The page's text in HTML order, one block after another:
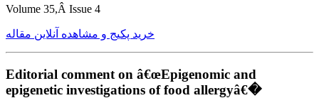
Volume 35,Â Issue 4
خرید پکیج و مشاهده آنلاین مقاله
Editorial comment on â€œEpigenomic and
epigenetic investigations of food allergyâ€�